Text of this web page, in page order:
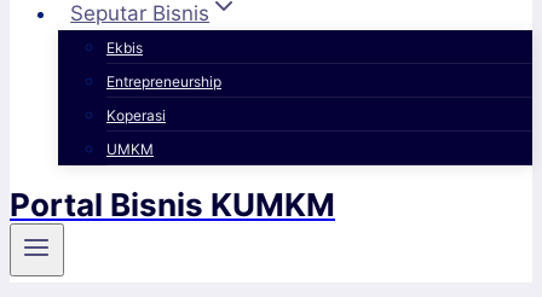
Seputar Bisnis
Ekbis
Entrepreneurship
Koperasi
UMKM
Portal Bisnis KUMKM